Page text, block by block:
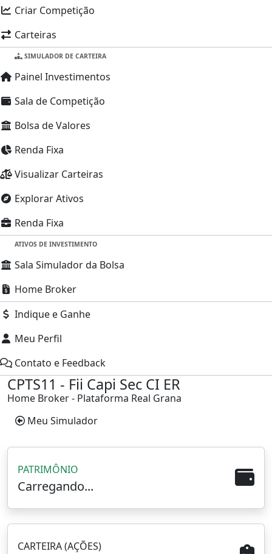
Criar Competição
Carteiras
SIMULADOR DE CARTEIRA
Painel Investimentos
Sala de Competição
Bolsa de Valores
Renda Fixa
Visualizar Carteiras
Explorar Ativos
Renda Fixa
ATIVOS DE INVESTIMENTO
Sala Simulador da Bolsa
Home Broker
Indique e Ganhe
Meu Perfil
Contato e Feedback
CPTS11 - Fii Capi Sec CI ER
Home Broker - Plataforma Real Grana
Meu Simulador
PATRIMÔNIO
Carregando...
CARTEIRA (AÇÕES)